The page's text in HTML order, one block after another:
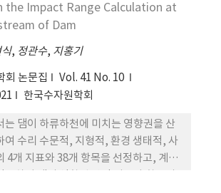
방향 크기와 횡방향 크기를
the Impact Range Calculation at
of Dam
식, 정관수, 지홍기
회 논문집
Vol. 41 No. 10
한국수자원학회
는 댐이 하류하천에 미치는 영향권을 산
여 수리 수문적, 지형적, 환경 생태적, 사
4개 지표와 38개 항목을 선정하고, 계층